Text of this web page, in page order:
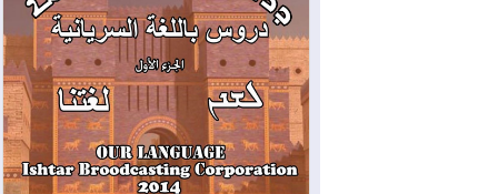
2026-08-06ائتلاف ادارة الدولة: من
يقومون بسلوك يهدد امن البلاد خارجون عن
القانون يجب محاربتهم
2026-08-06بعد هجومين قرب باب المندب..
تحذيرات من تصعيد يهدد الملاحة في البحر
الأحمر